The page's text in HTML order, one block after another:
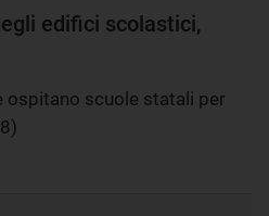
edifici scolastici,
ospitano scuole statali per